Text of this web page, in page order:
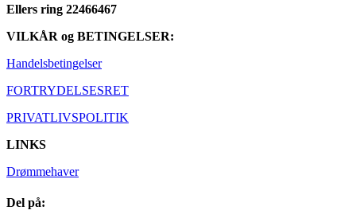
Ellers ring 22466467
VILKÅR og BETINGELSER:
Handelsbetingelser
FORTRYDELSESRET
PRIVATLIVSPOLITIK
LINKS
Drømmehaver
Del på: